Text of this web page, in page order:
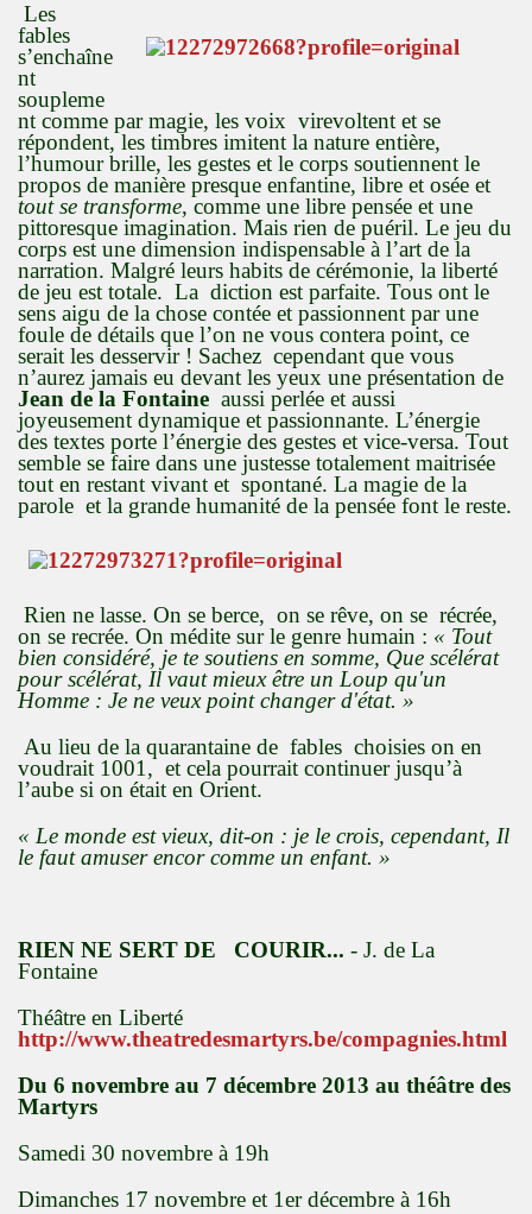
Les
fables
s’enchaîne
nt
soupleme
nt comme par magie, les voix virevoltent et se
répondent, les timbres imitent la nature entière,
l’humour brille, les gestes et le corps soutiennent le
propos de manière presque enfantine, libre et osée et
tout se transforme, comme une libre pensée et une
pittoresque imagination. Mais rien de puéril. Le jeu du
corps est une dimension indispensable à l’art de la
narration. Malgré leurs habits de cérémonie, la liberté
de jeu est totale. La diction est parfaite. Tous ont le
sens aigu de la chose contée et passionnent par une
foule de détails que l’on ne vous contera point, ce
serait les desservir ! Sachez cependant que vous
n’aurez jamais eu devant les yeux une présentation de
Jean de la Fontaine aussi perlée et aussi
joyeusement dynamique et passionnante. L’énergie
des textes porte l’énergie des gestes et vice-versa. Tout
semble se faire dans une justesse totalement maitrisée
tout en restant vivant et spontané. La magie de la
parole et la grande humanité de la pensée font le reste.
Rien ne lasse. On se berce, on se rêve, on se récrée,
on se recrée. On médite sur le genre humain : « Tout
bien considéré, je te soutiens en somme, Que scélérat
pour scélérat, Il vaut mieux être un Loup qu'un
Homme : Je ne veux point changer d'état. »
Au lieu de la quarantaine de fables choisies on en
voudrait 1001, et cela pourrait continuer jusqu’à
l’aube si on était en Orient.
« Le monde est vieux, dit-on : je le crois, cependant, Il
le faut amuser encor comme un enfant. »
RIEN NE SERT DE COURIR... - J. de La
Fontaine
Théâtre en Liberté
http://www.theatredesmartyrs.be/compagnies.html
Du 6 novembre au 7 décembre 2013 au théâtre des
Martyrs
Samedi 30 novembre à 19h
Dimanches 17 novembre et 1er décembre à 16h